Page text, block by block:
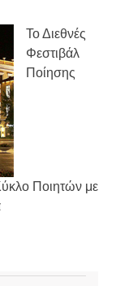
Τιμών
&
7-3-2019
Τιμών
&
4-3-2019
Το Διεθνές
Φεστιβάλ
Ποίησης
Ποιητών με